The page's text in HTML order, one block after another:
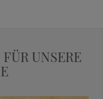
UNSERE